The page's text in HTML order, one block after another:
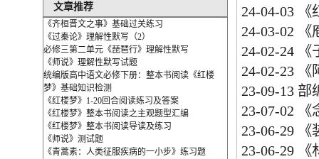
文章推荐
《齐桓晋文之事》基础过关练习
《过秦论》理解性默写（2）
必修三第二单元《琵琶行》理解性默写
《师说》理解性默写试题
统编版高中语文必修下册：整本书阅读《红楼
梦》基础知识检测
《红楼梦》1-20回合阅读练习及答案
《红楼梦》整本书阅读之主观题型汇编
《红楼梦》整本书阅读导读及练习
《师说》测试题
《青蒿素：人类征服疾病的一小步》练习题
24-04-03
24-03-02
24-02-24
24-02-23
23-09-13 部
23-07-02
23-06-29
23-06-29